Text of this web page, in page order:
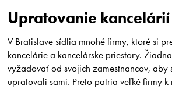
Upratovanie
V Bratislave sídlia mnohé firmy, ktoré si
kancelárie a kancelárske priestory.
vyžadovať od svojich zamestnancov, aby
upratovali sami. Preto patria veľké firmy k